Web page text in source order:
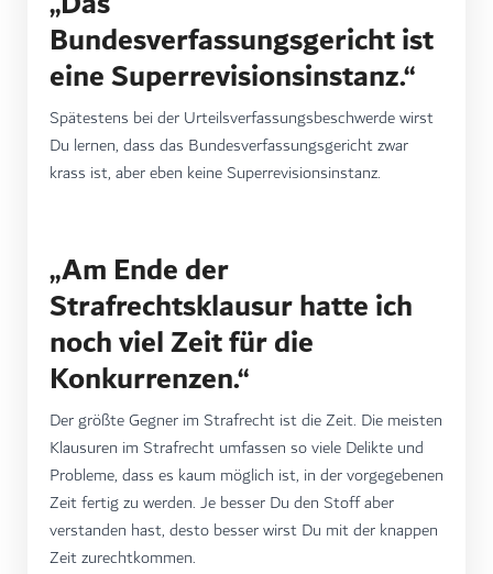
Bundesverfassungsgericht ist
eine Superrevisionsinstanz.“
Spätestens bei der Urteilsverfassungsbeschwerde wirst
Du lernen, dass das Bundesverfassungsgericht zwar
krass ist, aber eben keine Superrevisionsinstanz.
„Am Ende der
Strafrechtsklausur hatte ich
noch viel Zeit für die
Konkurrenzen.“
Der größte Gegner im Strafrecht ist die Zeit. Die meisten
Klausuren im Strafrecht umfassen so viele Delikte und
Probleme, dass es kaum möglich ist, in der vorgegebenen
Zeit fertig zu werden. Je besser Du den Stoff aber
verstanden hast, desto besser wirst Du mit der knappen
Zeit zurechtkommen.